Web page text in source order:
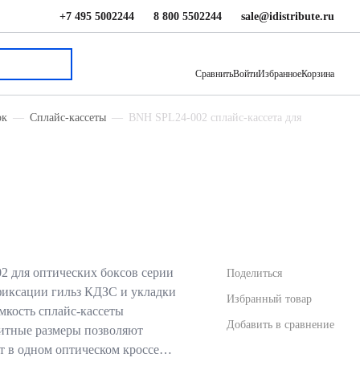
+7 495 5002244 8 800 5502244 sale@idistribute.ru
СравнитьВойтиИзбранноеКорзина
Сплайс-кассеты
BNH SPL24-002 сплайс-кассета для
для оптических боксов серии
гильз КДЗС и укладки
сплайс-кассеты
размеры позволяют
в одном оптическом кроссе…
Поделиться
Избранный товар
Добавить в сравнение